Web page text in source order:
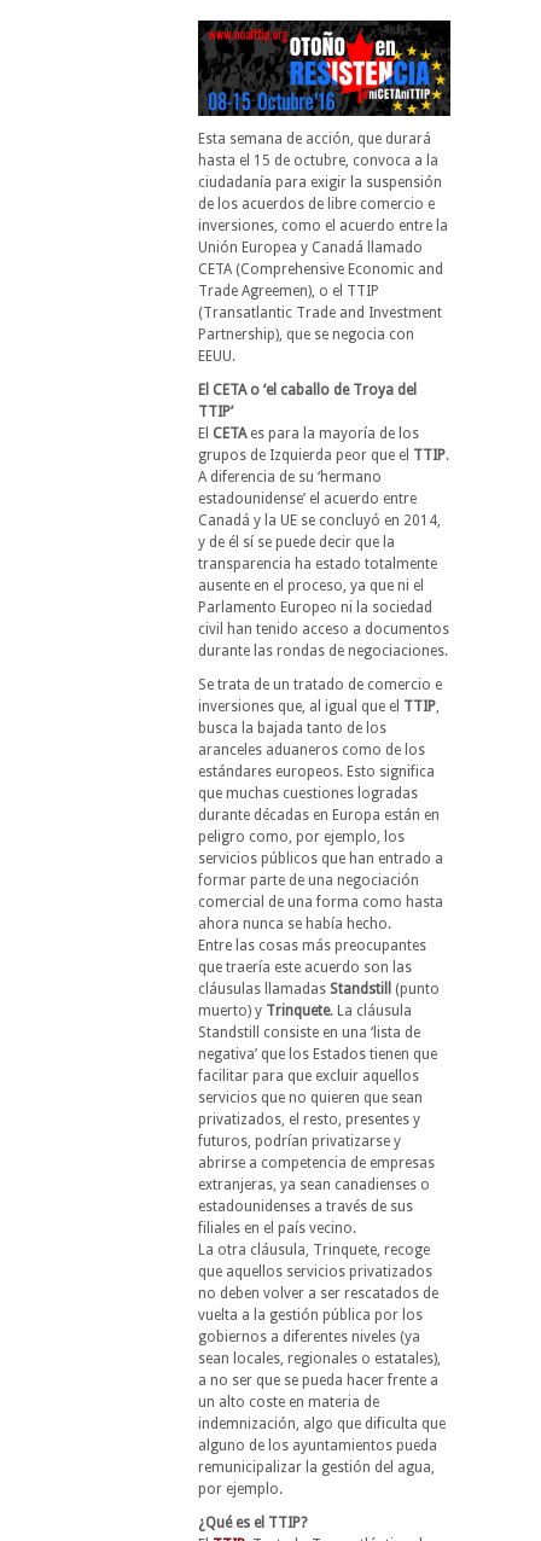
Esta semana de acción, que durará
hasta el 15 de octubre, convoca a la
ciudadanía para exigir la suspensión
de los acuerdos de libre comercio e
inversiones, como el acuerdo entre la
Unión Europea y Canadá llamado
CETA (Comprehensive Economic and
Trade Agreemen), o el TTIP
(Transatlantic Trade and Investment
Partnership), que se negocia con
EEUU.
El CETA o ‘el caballo de Troya del
TTIP’
El CETAes para la mayoría de los
grupos de Izquierda peor que el TTIP.
A diferencia de su ‘hermano
estadounidense’ el acuerdo entre
Canadá y la UE se concluyó en 2014,
y de él sí se puede decir que la
transparencia ha estado totalmente
ausente en el proceso, ya que ni el
Parlamento Europeo ni la sociedad
civil han tenido acceso a documentos
durante las rondas de negociaciones.
Se trata de un tratado de comercio e
inversiones que, al igual que el TTIP,
busca la bajada tanto de los
aranceles aduaneros como de los
estándares europeos. Esto significa
que muchas cuestiones logradas
durante décadas en Europa están en
peligro como, por ejemplo, los
servicios públicos que han entrado a
formar parte de una negociación
comercial de una forma como hasta
ahora nunca se había hecho.
Entre las cosas más preocupantes
que traería este acuerdo son las
cláusulas llamadas Standstill
(punto
muerto) y Trinquete. La cláusula
Standstill consiste en una ‘lista de
negativa’ que los Estados tienen que
facilitar para que excluir aquellos
servicios que no quieren que sean
privatizados, el resto, presentes y
futuros, podrían privatizarse y
abrirse a competencia de empresas
extranjeras, ya sean canadienses o
estadounidenses a través de sus
filiales en el país vecino.
La otra cláusula, Trinquete, recoge
que aquellos servicios privatizados
no deben volver a ser rescatados de
vuelta a la gestión pública por los
gobiernos a diferentes niveles (ya
sean locales, regionales o estatales),
a no ser que se pueda hacer frente a
un alto coste en materia de
indemnización, algo que dificulta que
alguno de los ayuntamientos pueda
remunicipalizar la gestión del agua,
por ejemplo.
¿Qué es el TTIP?